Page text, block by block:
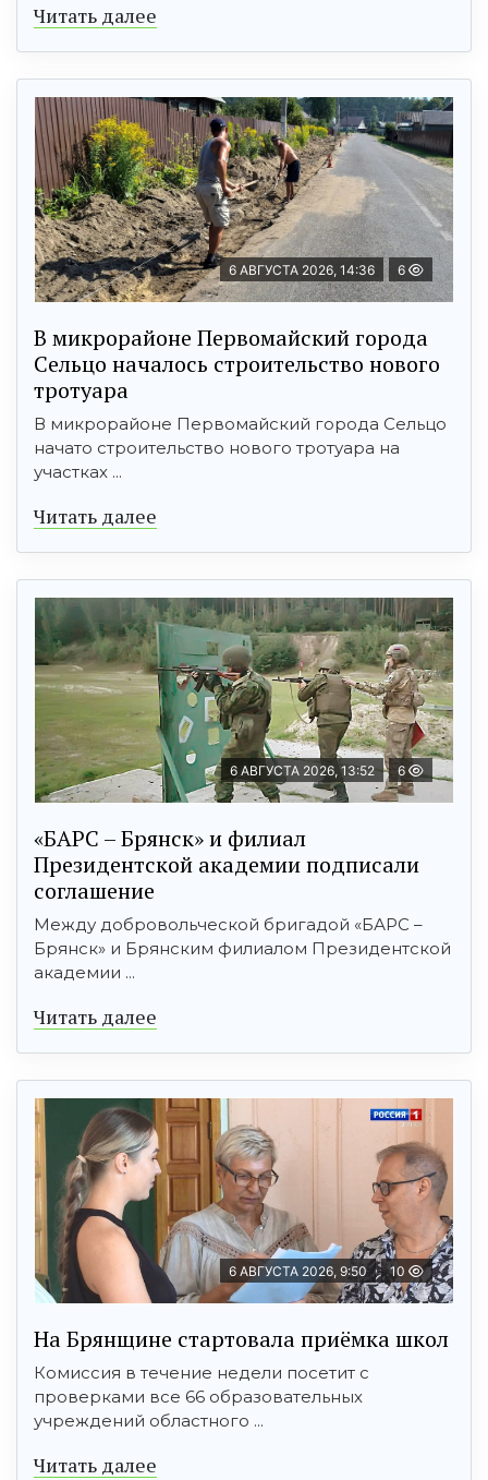
Читать далее
6 АВГУСТА 2026, 14:36 6
В микрорайоне Первомайский города
Сельцо началось строительство нового
тротуара
В микрорайоне Первомайский города Сельцо
начато строительство нового тротуара на
участках ...
Читать далее
6 АВГУСТА 2026, 13:52 6
«БАРС – Брянск» и филиал
Президентской академии подписали
соглашение
Между добровольческой бригадой «БАРС –
Брянск» и Брянским филиалом Президентской
академии ...
Читать далее
6 АВГУСТА 2026, 9:50 10
На Брянщине стартовала приёмка школ
Комиссия в течение недели посетит с
проверками все 66 образовательных
учреждений областного ...
Читать далее